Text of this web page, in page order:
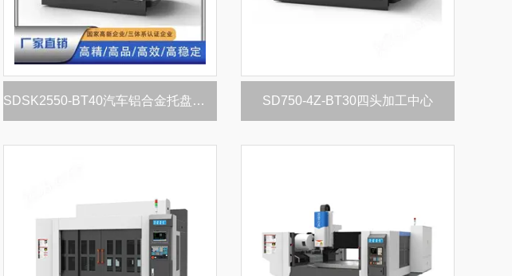
SDSK2550-BT40汽车铝合金托盘加工设备 SD750-4Z-BT30四头加工中心